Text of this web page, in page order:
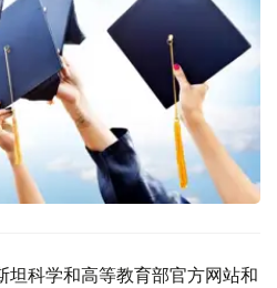
坦科学和高等教育部官方网站和